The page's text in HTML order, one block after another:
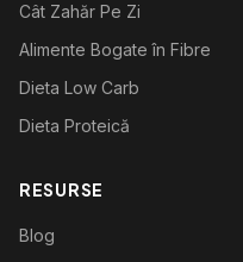
Cât Zahăr Pe Zi
Alimente Bogate în Fibre
Dieta Low Carb
Dieta Proteică
RESURSE
Blog